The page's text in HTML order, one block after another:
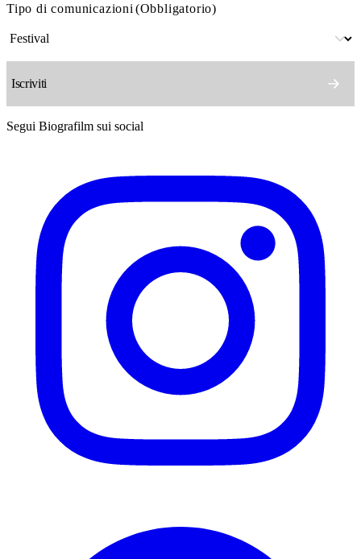
Tipo di comunicazioni (Obbligatorio)
Segui Biografilm sui social